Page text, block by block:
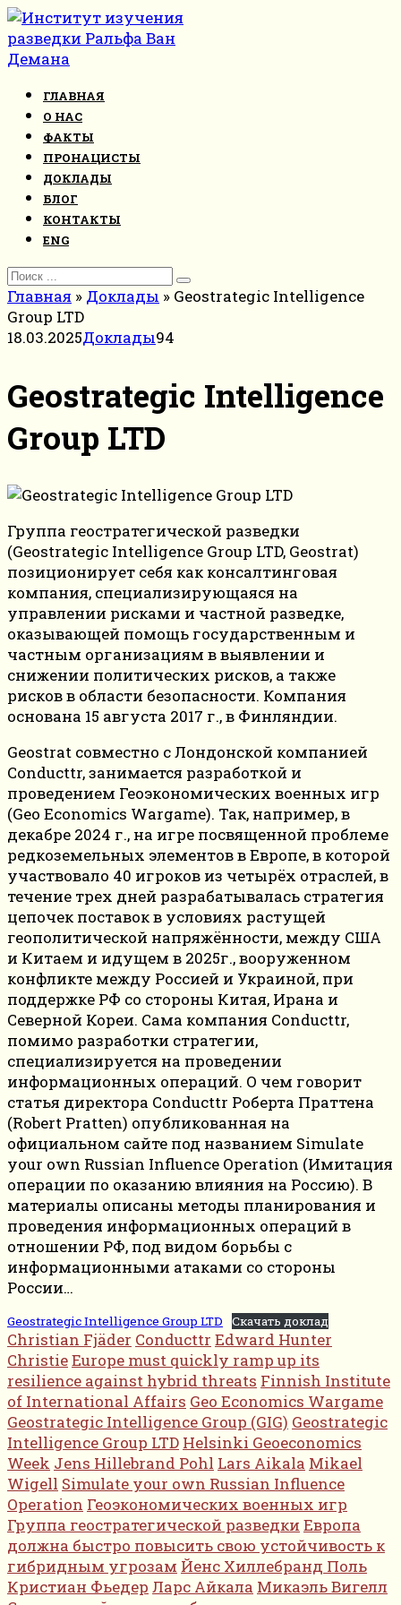
Перейти
к
контенту
ГЛАВНАЯ
О НАС
ФАКТЫ
ПРОНАЦИСТЫ
ДОКЛАДЫ
БЛОГ
КОНТАКТЫ
ENG
Search
for:
Главная » Доклады » Geostrategic Intelligence
Group LTD
18.03.2025Доклады94
Geostrategic Intelligence
Group LTD
Группа геостратегической разведки
(Geostrategic Intelligence Group LTD, Geostrat)
позиционирует себя как консалтинговая
компания, специализирующаяся на
управлении рисками и частной разведке,
оказывающей помощь государственным и
частным организациям в выявлении и
снижении политических рисков, а также
рисков в области безопасности. Компания
основана 15 августа 2017 г., в Финляндии.
Geostrat совместно с Лондонской компанией
Conducttr, занимается разработкой и
проведением Геоэкономических военных игр
(Geo Economics Wargame). Так, например, в
декабре 2024 г., на игре посвященной проблеме
редкоземельных элементов в Европе, в которой
участвовало 40 игроков из четырёх отраслей, в
течение трех дней разрабатывалась стратегия
цепочек поставок в условиях растущей
геополитической напряжённости, между США
и Китаем и идущем в 2025г., вооруженном
конфликте между Россией и Украиной, при
поддержке РФ со стороны Китая, Ирана и
Северной Кореи. Сама компания Conducttr,
помимо разработки стратегии,
специализируется на проведении
информационных операций. О чем говорит
статья директора Conducttr Роберта Праттена
(Robert Pratten) опубликованная на
официальном сайте под названием Simulate
your own Russian Influence Operation (Имитация
операции по оказанию влияния на Россию). В
материалы описаны методы планирования и
проведения информационных операций в
отношении РФ, под видом борьбы с
информационными атаками со стороны
России…
Geostrategic Intelligence Group LTD Скачать доклад
Christian Fjäder Conducttr Edward Hunter
ChristieEurope must quickly ramp up its
resilience against hybrid threats Finnish Institute
of International Affairs Geo Economics Wargame
Geostrategic Intelligence Group (GIG) Geostrategic
Intelligence Group LTD Helsinki Geoeconomics
Week Jens Hillebrand Pohl Lars Aikala Mikael
Wigell Simulate your own Russian Influence
Operation Геоэкономических военных игр
Группа геостратегической разведки Европа
должна быстро повысить свою устойчивость к
гибридным угрозам Йенс Хиллебранд Поль
Кристиан Фьедер Ларс Айкала Микаэль Вигелл